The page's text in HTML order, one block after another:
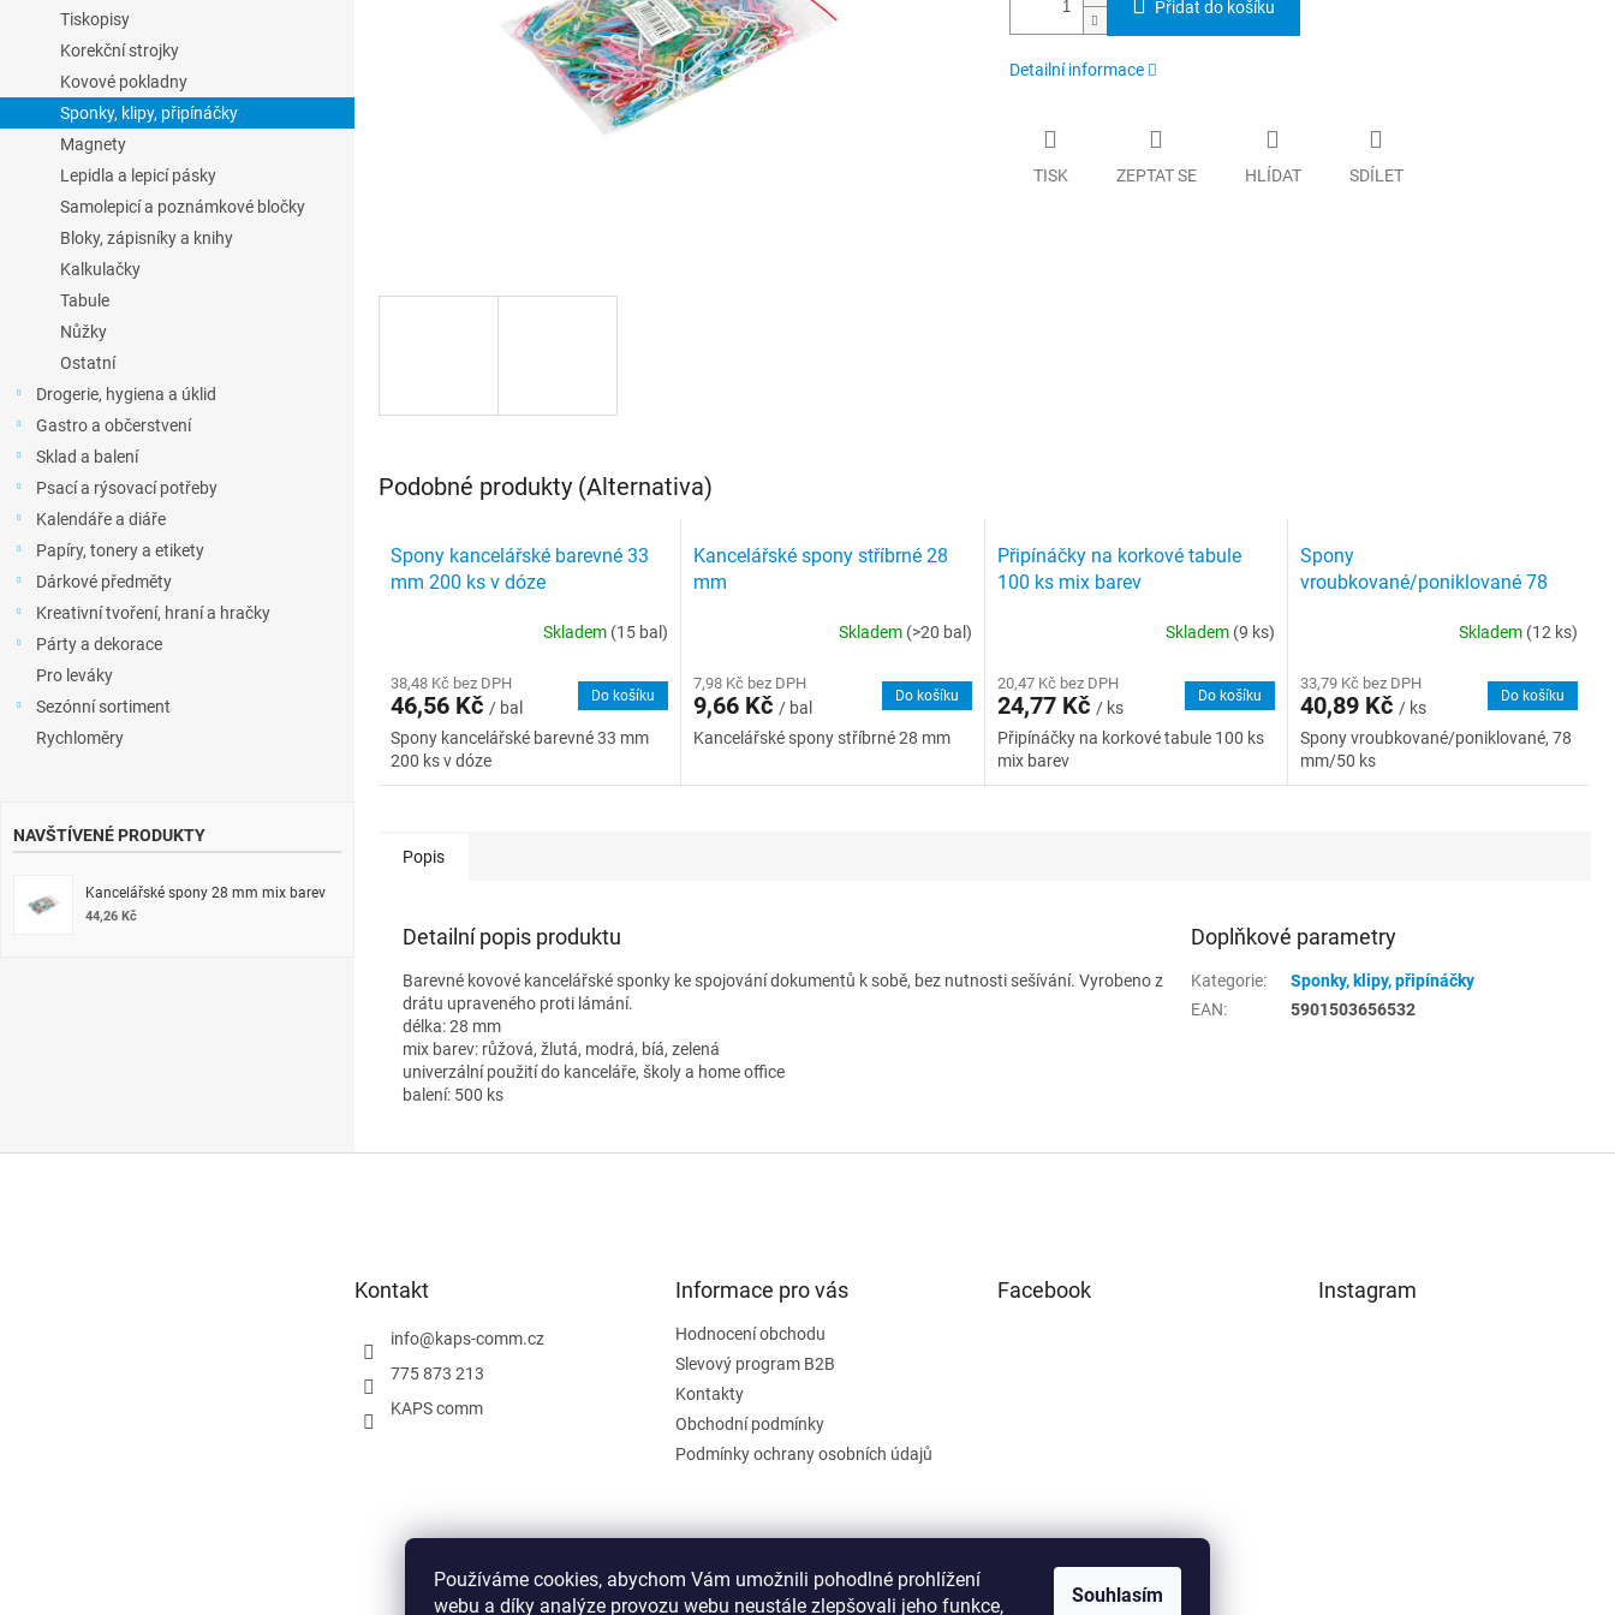
Používáme cookies, abychom Vám umožnili pohodlné prohlížení
webu a díky analýze provozu webu neustále zlepšovali jeho funkce,
Souhlasím
Tiskopisy
Korekční strojky
Kovové pokladny
Sponky, klipy, připínáčky
Magnety
Lepidla a lepicí pásky
Samolepicí a poznámkové bločky
Bloky, zápisníky a knihy
Kalkulačky
Tabule
Nůžky
Ostatní
Drogerie, hygiena a úklid
Gastro a občerstvení
Sklad a balení
Psací a rýsovací potřeby
Kalendáře a diáře
Papíry, tonery a etikety
Dárkové předměty
Kreativní tvoření, hraní a hračky
Párty a dekorace
Pro leváky
Sezónní sortiment
Rychloměry
NAVŠTÍVENÉ PRODUKTY
Kancelářské spony 28 mm mix barev
44,26 Kč
Přidat do košíku
Detailní informace
TISK ZEPTAT SE HLÍDAT SDÍLET
Podobné produkty (Alternativa)
Spony kancelářské barevné 33
mm 200 ks v dóze
Skladem (15 bal)
38,48 Kč bez DPH
46,56 Kč / bal
Do košíku
Spony kancelářské barevné 33 mm
200 ks v dóze
Kancelářské spony stříbrné 28
mm
Skladem (>20 bal)
7,98 Kč bez DPH
9,66 Kč/ bal
Do košíku
Kancelářské spony stříbrné 28 mm
Připínáčky na korkové tabule
100 ks mix barev
Skladem (9 ks)
20,47 Kč bez DPH
24,77 Kč / ks
Do košíku
Připínáčky na korkové tabule 100 ks
mix barev
Spony
vroubkované/poniklované 78
Skladem (12 ks)
33,79 Kč bez DPH
40,89 Kč / ks
Do košíku
Spony vroubkované/poniklované, 78
mm/50 ks
Popis
Detailní popis produktu
Barevné kovové kancelářské sponky ke spojování dokumentů k sobě, bez nutnosti sešívání. Vyrobeno z
drátu upraveného proti lámání.
délka: 28 mm
mix barev: růžová, žlutá, modrá, bíá, zelená
univerzální použití do kanceláře, školy a home office
balení: 500 ks
Doplňkové parametry
Kategorie:
Sponky, klipy, připínáčky
EAN: 5901503656532
Kontakt
info@kaps-comm.cz
775 873 213
KAPS comm
Informace pro vás
Hodnocení obchodu
Slevový program B2B
Kontakty
Obchodní podmínky
Podmínky ochrany osobních údajů
Facebook Instagram